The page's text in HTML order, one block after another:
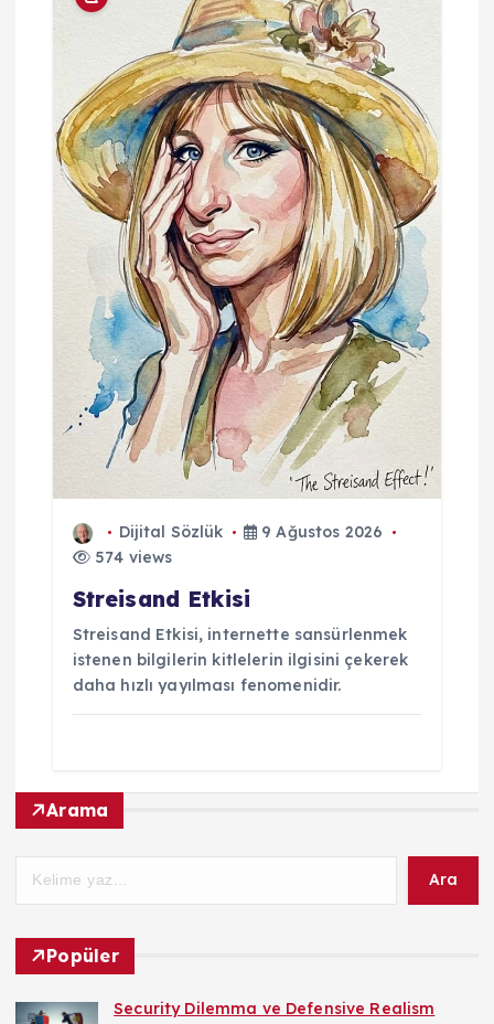
Dijital Sözlük
9 Ağustos 2026
574 views
Streisand Etkisi
Streisand Etkisi, internette sansürlenmek
istenen bilgilerin kitlelerin ilgisini çekerek
daha hızlı yayılması fenomenidir.
Arama
Ara
Popüler
Security Dilemma ve Defensive Realism